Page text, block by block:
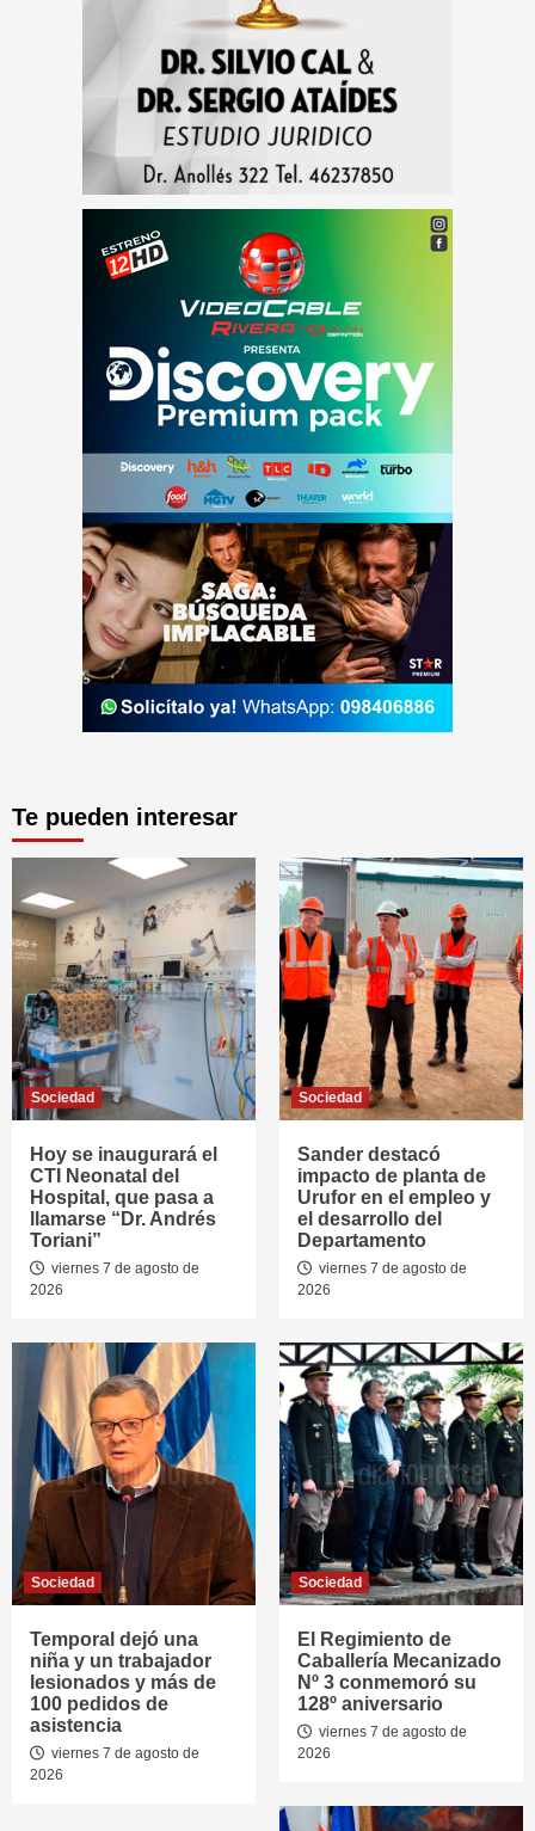
Te pueden interesar
Sociedad
Hoy se inaugurará el
CTI Neonatal del
Hospital, que pasa a
llamarse “Dr. Andrés
Toriani”
viernes 7 de agosto de
2026
Sociedad
Sander destacó
impacto de planta de
Urufor en el empleo y
el desarrollo del
Departamento
viernes 7 de agosto de
2026
Sociedad
Temporal dejó una
niña y un trabajador
lesionados y más de
100 pedidos de
asistencia
viernes 7 de agosto de
2026
Sociedad
El Regimiento de
Caballería Mecanizado
Nº 3 conmemoró su
128º aniversario
viernes 7 de agosto de
2026